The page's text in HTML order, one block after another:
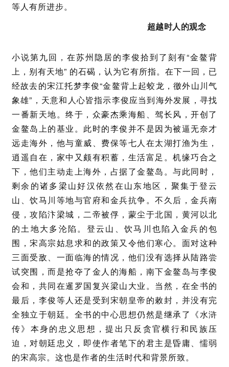
等人有所进步。
超越时人的观念
小说第九回，在苏州隐居的李俊拾到了刻有“金鳌背
上，别有天地” 的石碣，认为它有所指。在下一回，已
经故去的宋江托梦李俊“金鳌背上起蛟龙，徼外山川气
象雄”，天意和人心皆指示李俊应当到海外发展，寻找
一番新天地。终于，众豪杰乘海船、驾长风，开创了
金鳌岛上的基业。此时的李俊并不是因为被逼无奈才
远走海外，他与童威、费保等七人在太湖打渔为生，
逍遥自在，家中又颇有积蓄，生活富足。机缘巧合之
下，他们主动走上海外，占据了金鳌岛。与此同时，
剩余的诸多梁山好汉依然在山东地区，聚集于登云
山、饮马川等地与官府和金兵抗争。不久后，金兵南
侵，攻陷汴梁城，二帝被俘，蒙尘于北国，黄河以北
的土地大多沦陷。登云山、饮马川也陷入金兵的包
围，宋高宗姑息求和的政策又令他们寒心。面对这种
三面受敌、一面临海的情况，他们没有选择从陆路尝
试突围，而是抢夺了金人的海船，南下金鳌岛与李俊
会和，共同在暹罗国复兴梁山大业。当然，在全书的
最后，李俊等人还是受到宋朝皇帝的敕封，并没有完
全独立于朝廷。全书的中心思想仍然是继承了《水浒
传》本身的忠义思想，提出只反贪官横行和民族压
迫，对朝廷忠义，即使作者笔下的君主是昏庸、懦弱
的宋高宗。这也是作者的生活时代和背景所致。